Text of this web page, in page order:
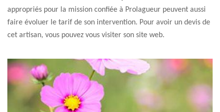
appropriés pour la mission confiée à Prolagueur peuvent aussi
faire évoluer le tarif de son intervention. Pour avoir un devis de
cet artisan, vous pouvez vous visiter son site web.